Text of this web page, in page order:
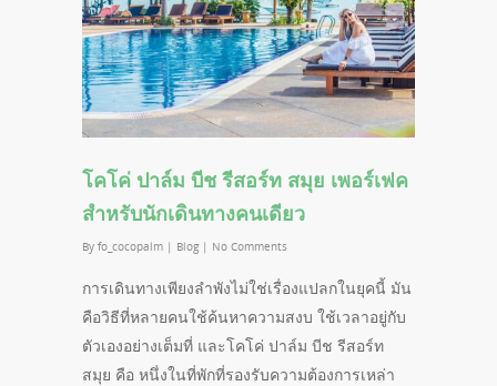
โคโค่ ปาล์ม บีช รีสอร์ท สมุย เพอร์เฟค
สำหรับนักเดินทางคนเดียว
By fo_cocopalm | Blog | No Comments
การเดินทางเพียงลำพังไม่ใช่เรื่องแปลกในยุคนี้ มัน
คือวิธีที่หลายคนใช้ค้นหาความสงบ ใช้เวลาอยู่กับ
ตัวเองอย่างเต็มที่ และโคโค่ ปาล์ม บีช รีสอร์ท
สมุย คือ หนึ่งในที่พักที่รองรับความต้องการเหล่า